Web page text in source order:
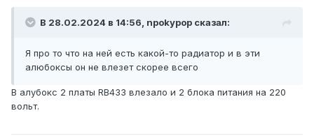
В 28.02.2024 в 14:56, npokypop сказал:
Я про то что на ней есть какой-то радиатор и в эти
алюбоксы он не влезет скорее всего
В алубокс 2 платы RB433 влезало и 2 блока питания на 220
вольт.